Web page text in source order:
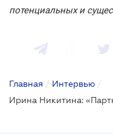
потенциальных и
Главная / Интервью /